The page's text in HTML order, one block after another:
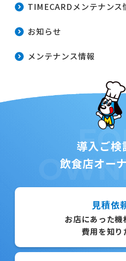
TIMECARDメンテナンス
お知らせ
メンテナンス情報
導入ご検
飲食店オー
見積依
お店にあった機
費用を知り